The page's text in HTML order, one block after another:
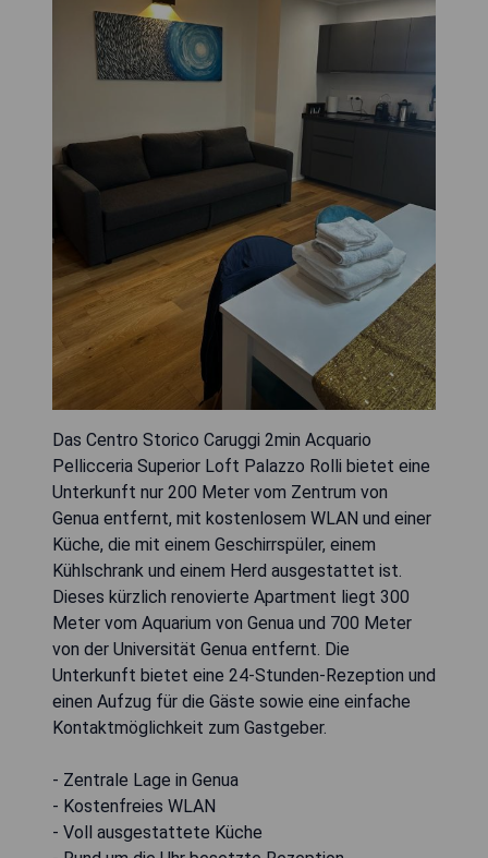
Das Centro Storico Caruggi 2min Acquario
Pellicceria Superior Loft Palazzo Rolli bietet eine
Unterkunft nur 200 Meter vom Zentrum von
Genua entfernt, mit kostenlosem WLAN und einer
Küche, die mit einem Geschirrspüler, einem
Kühlschrank und einem Herd ausgestattet ist.
Dieses kürzlich renovierte Apartment liegt 300
Meter vom Aquarium von Genua und 700 Meter
von der Universität Genua entfernt. Die
Unterkunft bietet eine 24-Stunden-Rezeption und
einen Aufzug für die Gäste sowie eine einfache
Kontaktmöglichkeit zum Gastgeber.
- Zentrale Lage in Genua
- Kostenfreies WLAN
- Voll ausgestattete Küche